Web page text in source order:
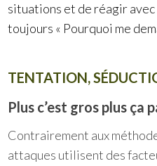
situations et de réagir avec
toujours « Pourquoi me
TENTATION,
Plus c’est gros plus ça
Contrairement aux
attaques utilisent des